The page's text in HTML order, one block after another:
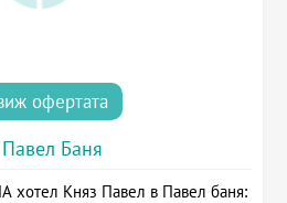
офертата
Павел Баня
хотел Княз Павел в Павел баня: